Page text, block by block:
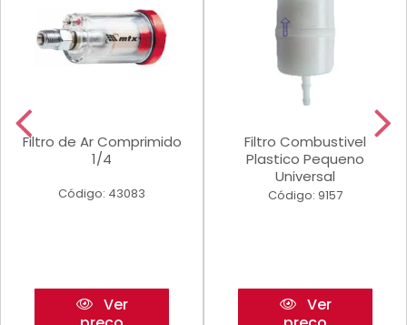
Filtro de Ar Comprimido
1/4
Código: 43083
Ver
Filtro Combustivel
Plastico Pequeno
Universal
Código: 9157
Ver